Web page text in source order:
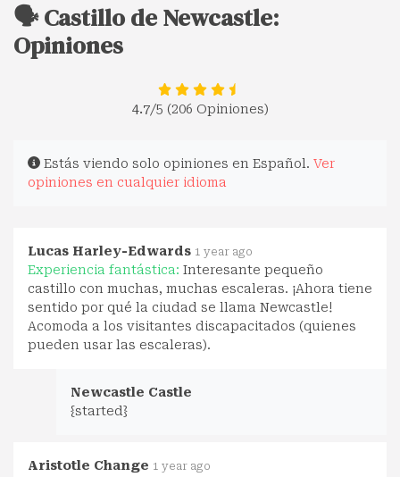
🗣️ Castillo de Newcastle:
Opiniones
4.7/5 (206 Opiniones)
Estás viendo solo opiniones en Español. Ver
opiniones en cualquier idioma
Lucas Harley-Edwards 1 year ago
Experiencia fantástica: Interesante pequeño
castillo con muchas, muchas escaleras. ¡Ahora tiene
sentido por qué la ciudad se llama Newcastle!
Acomoda a los visitantes discapacitados (quienes
pueden usar las escaleras).
Newcastle Castle
{started}
Aristotle Change 1 year ago